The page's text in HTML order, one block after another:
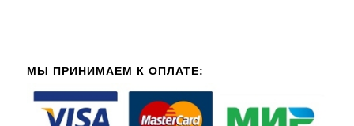
МЫ ПРИНИМАЕМ К ОПЛАТЕ: